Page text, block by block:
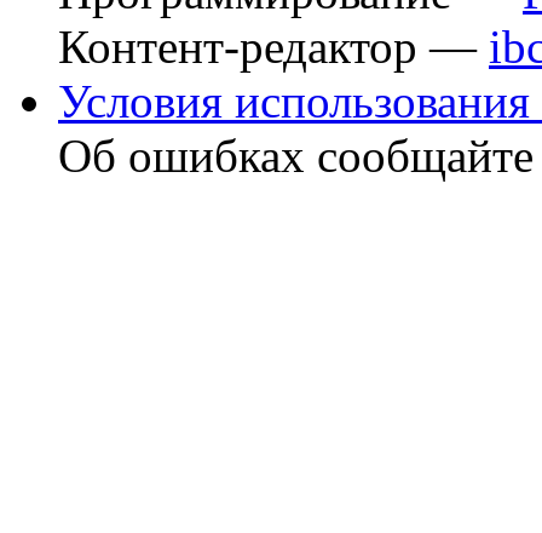
Контент-редактор —
Условия использования
Об ошибках